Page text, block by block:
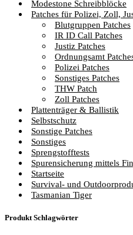
Modestone Schreibblöcke
Patches für Polizei, Zoll,
Blutgruppen Patches
IR ID Call Patches
Justiz Patches
Ordnungsamt
Polizei Patches
Sonstiges Patches
THW Patch
Zoll Patches
Plattenträger & Ballistik
Selbstschutz
Sonstige Patches
Sonstiges
Sprengstofftests
Spurensicherung mittels
Startseite
Survival- und
Tasmanian Tiger
Produkt Schlagwörter